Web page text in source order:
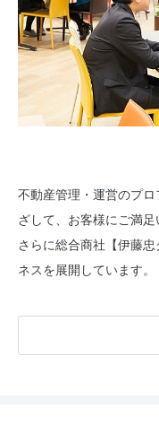
不動産管理・運営のプ
ざして、お客様にご満足
さらに総合商社【伊藤
ネスを展開しています。
■マンション管理事業
分譲マンションの快適